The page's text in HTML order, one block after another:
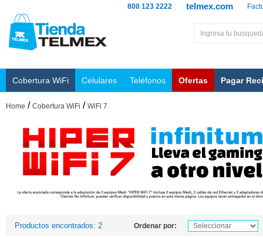
telmex.com
800 123 2222
Cobertura WiFi Celulares Teléfonos Ofertas Pagar
Home / Cobertura WiFi / WiFi 7
Productos encontrados: 2 Ordenar por: